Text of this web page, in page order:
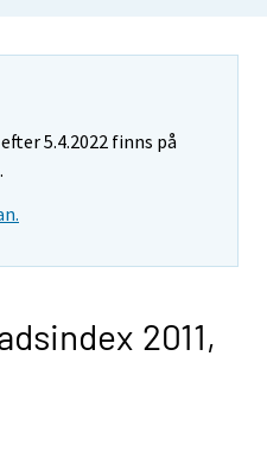
5.4.2022 finns på
2011,